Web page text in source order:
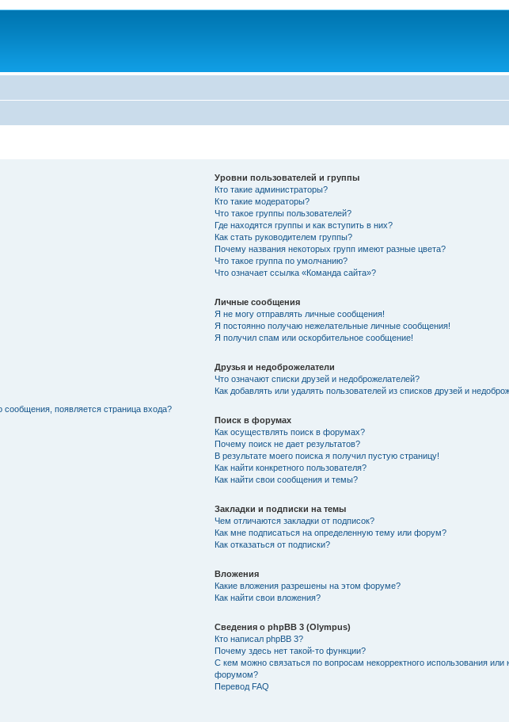
появляется страница входа?
Уровни пользователей и группы
Кто такие администраторы?
Кто такие модераторы?
Что такое группы пользователей?
Где находятся группы и как вступить в них?
Как стать руководителем группы?
Почему названия некоторых групп имеют разные цвета?
Что такое группа по умолчанию?
Что означает ссылка «Команда сайта»?
Личные сообщения
Я не могу отправлять личные сообщения!
Я постоянно получаю нежелательные личные сообщения!
Я получил спам или оскорбительное сообщение!
Друзья и недоброжелатели
Что означают списки друзей и недоброжелателей?
Как добавлять или удалять пользователей из списков друзей и
Поиск в форумах
Как осуществлять поиск в форумах?
Почему поиск не дает результатов?
В результате моего поиска я получил пустую страницу!
Как найти конкретного пользователя?
Как найти свои сообщения и темы?
Закладки и подписки на темы
Чем отличаются закладки от подписок?
Как мне подписаться на определенную тему или форум?
Как отказаться от подписки?
Вложения
Какие вложения разрешены на этом форуме?
Как найти свои вложения?
Сведения о phpBB 3 (Olympus)
Кто написал phpBB 3?
Почему здесь нет такой-то функции?
С кем можно связаться по вопросам некорректного использования
форумом?
Перевод FAQ